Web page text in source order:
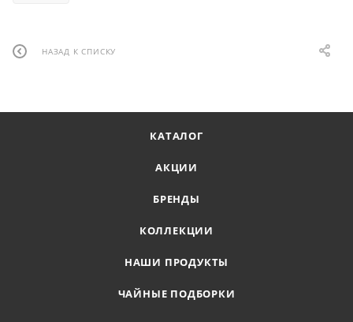
НАЗАД К СПИСКУ
КАТАЛОГ
АКЦИИ
БРЕНДЫ
КОЛЛЕКЦИИ
НАШИ ПРОДУКТЫ
ЧАЙНЫЕ ПОДБОРКИ